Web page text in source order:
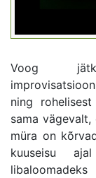
Voog
ning
sama vägevalt,
müra on
kuuseisu